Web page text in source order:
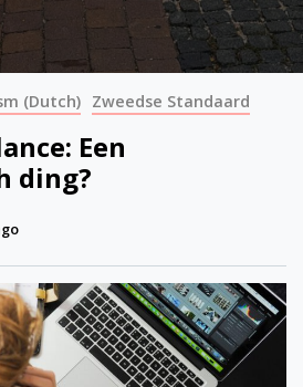
(Dutch) Zweedse Standaard
Een
ding?